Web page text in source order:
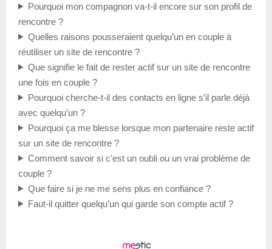
Pourquoi mon compagnon va-t-il encore sur son profil de
rencontre ?
Quelles raisons pousseraient quelqu’un en couple à
réutiliser un site de rencontre ?
Que signifie le fait de rester actif sur un site de rencontre
une fois en couple ?
Pourquoi cherche-t-il des contacts en ligne s’il parle déjà
avec quelqu’un ?
Pourquoi ça me blesse lorsque mon partenaire reste actif
sur un site de rencontre ?
Comment savoir si c’est un oubli ou un vrai problème de
couple ?
Que faire si je ne me sens plus en confiance ?
Faut-il quitter quelqu’un qui garde son compte actif ?